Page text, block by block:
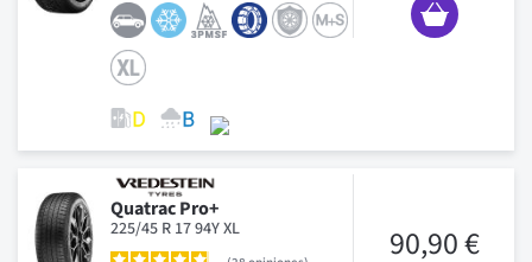
Quatrac Pro+
225/45 R 17 94Y XL 90,90 €